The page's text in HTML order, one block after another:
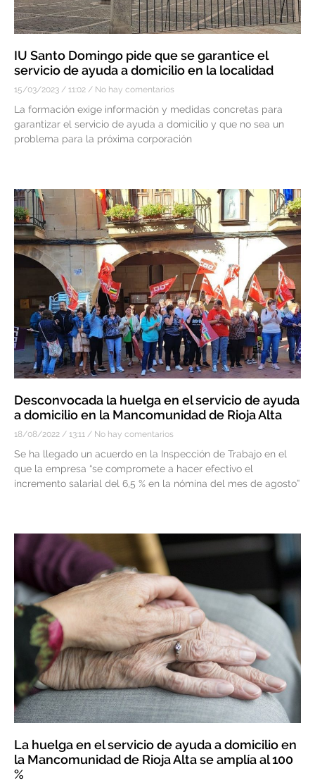
IU Santo Domingo pide que se garantice el
servicio de ayuda a domicilio en la localidad
15/03/2023 11:02 No hay comentarios
La formación exige información y medidas concretas para
garantizar el servicio de ayuda a domicilio y que no sea un
problema para la próxima corporación
Desconvocada la huelga en el servicio de ayuda
a domicilio en la Mancomunidad de Rioja Alta
18/08/2022 13:11 No hay comentarios
Se ha llegado un acuerdo en la Inspección de Trabajo en el
que la empresa “se compromete a hacer efectivo el
incremento salarial del 6,5 % en la nómina del mes de agosto”
La huelga en el servicio de ayuda a domicilio en
la Mancomunidad de Rioja Alta se amplía al 100
%